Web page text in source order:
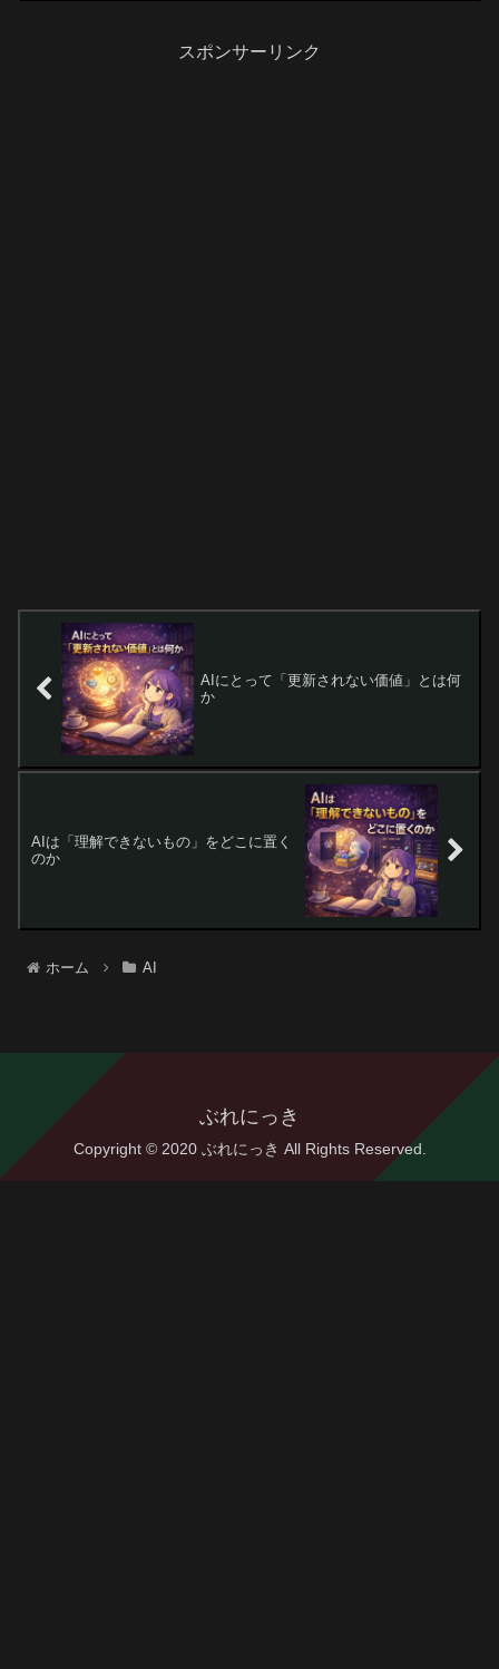
スポンサーリンク
AIにとって「更新されない価値」とは何
か
AIは「理解できないもの」をどこに置く
のか
ホーム AI
ぶれにっき
Copyright © 2020 ぶれにっき All Rights Reserved.